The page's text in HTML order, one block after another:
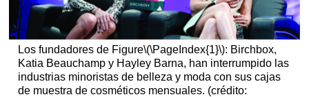
Los fundadores de Figure\(\PageIndex{1}\): Birchbox,
Katia Beauchamp y Hayley Barna, han interrumpido las
industrias minoristas de belleza y moda con sus cajas
de muestra de cosméticos mensuales. (crédito: